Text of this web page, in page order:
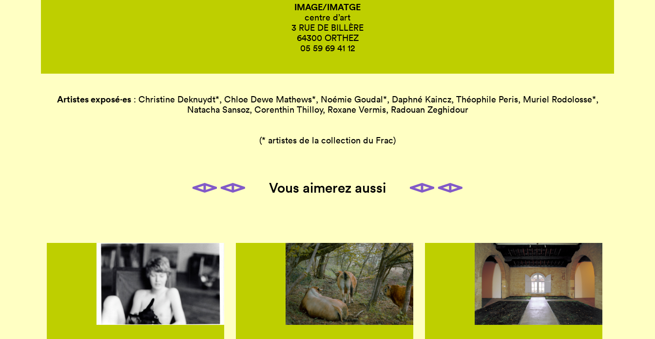
IMAGE/IMATGE
centre d’art
3 RUE DE BILLÈRE
64300 ORTHEZ
05 59 69 41 12
Artistes exposé·es: Christine Deknuydt*, Chloe Dewe Mathews*, Noémie Goudal*, Daphné Kaincz, Théophile Peris, Muriel Rodolosse*,
Natacha Sansoz, Corenthin Thilloy, Roxane Vermis, Radouan Zeghidour
(* artistes de la collection du Frac)
Vous aimerez aussi